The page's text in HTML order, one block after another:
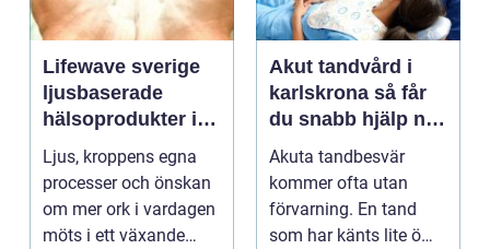
Lifewave sverige
ljusbaserade
hälsoprodukter i
fokus
Ljus, kroppens egna
processer och önskan
om mer ork i vardagen
möts i ett växande
Akut tandvård i
karlskrona så får
du snabb hjälp när
tanden krisar
Akuta tandbesvär
kommer ofta utan
förvarning. En tand
som har känts lite öm